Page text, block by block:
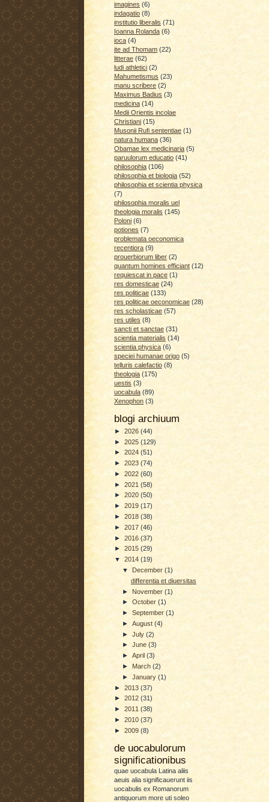
imagines (6)
indagatio (8)
institutio liberalis (71)
Ioanna Rolanda (6)
ioca (4)
ite ad Thomam (22)
litterae (62)
ludi athletici (2)
Mahumetismus (23)
manu scribere (2)
Maximus Badius (3)
medicina (14)
Medii Orientis incolae
Christiani (15)
Musonii Rufi sententiae (1)
natura humana (36)
Obamae lex medicinaria (5)
paruulorum educatio (41)
philosophia (106)
philosophia et biologia (52)
philosophia et scientia physica
(7)
philosophia moralis uel
theologia moralis (145)
Poloni (6)
potiones (7)
problemata oeconomica
recentiora (9)
prouerbiorum liber (2)
quantum homines efficiant (12)
requiescat in pace (1)
res domesticae (24)
res politicae (133)
res politicae oeconomicae (28)
res scholasticae (57)
res utiles (8)
sancti et sanctae (31)
scientia materialis (14)
scientia physica (6)
speciei humanae origo (5)
telluris calefactio (8)
theologia (175)
uestis (3)
uocabula (89)
Xenophon (3)
blogi archiuum
► 2026 (44)
► 2025 (129)
► 2024 (51)
► 2023 (74)
► 2022 (60)
► 2021 (58)
► 2020 (50)
► 2019 (17)
► 2018 (38)
► 2017 (46)
► 2016 (37)
► 2015 (29)
▼ 2014 (19)
▼December(1)
differentia et diuersitas
► November(1)
►October(1)
►September(1)
►August(4)
►July(2)
►June(3)
►April(3)
► March(2)
►January(1)
► 2013 (37)
► 2012 (31)
► 2011 (38)
► 2010 (37)
► 2009 (8)
de uocabulorum
significationibus
quae uocabula Latina aliis
aeuis alia significauerunt iis
uocabulis ex Romanorum
antiquorum more uti soleo